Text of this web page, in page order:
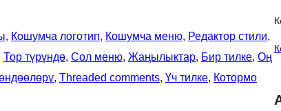
, Кошумча логотип, Кошумча меню, Редактор стили
Тор түрүндө, Сол меню, Жаңылыктар, Бир тилке, Оң
, Threaded comments, Үч тилке, Котормо